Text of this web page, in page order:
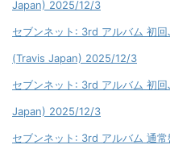
Japan) 2025/12/3
セブンネット: 3rd アルバム 初
(Travis Japan) 2025/12/3
セブンネット: 3rd アルバム 初
Japan) 2025/12/3
セブンネット: 3rd アルバム 通